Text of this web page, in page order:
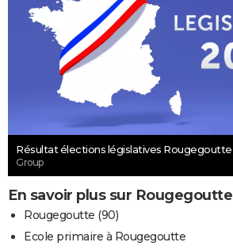
Résultat élections législatives Rougegoutte
Group
En savoir plus sur Rougegoutte
Rougegoutte (90)
Ecole primaire à Rougegoutte